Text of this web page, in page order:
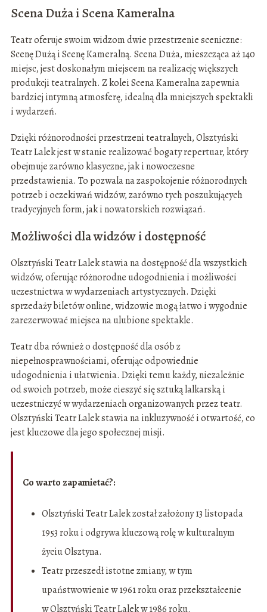
Scena Duża i Scena Kameralna
Teatr oferuje swoim widzom dwie przestrzenie sceniczne:
Scenę Dużą i Scenę Kameralną. Scena Duża, mieszcząca aż 140
miejsc, jest doskonałym miejscem na realizację większych
produkcji teatralnych. Z kolei Scena Kameralna zapewnia
bardziej intymną atmosferę, idealną dla mniejszych spektakli
i wydarzeń.
Dzięki różnorodności przestrzeni teatralnych, Olsztyński
Teatr Lalek jest w stanie realizować bogaty repertuar, który
obejmuje zarówno klasyczne, jak i nowoczesne
przedstawienia. To pozwala na zaspokojenie różnorodnych
potrzeb i oczekiwań widzów, zarówno tych poszukujących
tradycyjnych form, jak i nowatorskich rozwiązań.
Możliwości dla widzów i dostępność
Olsztyński Teatr Lalek stawia na dostępność dla wszystkich
widzów, oferując różnorodne udogodnienia i możliwości
uczestnictwa w wydarzeniach artystycznych. Dzięki
sprzedaży biletów online, widzowie mogą łatwo i wygodnie
zarezerwować miejsca na ulubione spektakle.
Teatr dba również o dostępność dla osób z
niepełnosprawnościami, oferując odpowiednie
udogodnienia i ułatwienia. Dzięki temu każdy, niezależnie
od swoich potrzeb, może cieszyć się sztuką lalkarską i
uczestniczyć w wydarzeniach organizowanych przez teatr.
Olsztyński Teatr Lalek stawia na inkluzywność i otwartość, co
jest kluczowe dla jego społecznej misji.
Co warto zapamietać?:
Olsztyński Teatr Lalek został założony 13 listopada
1953 roku i odgrywa kluczową rolę w kulturalnym
życiu Olsztyna.
Teatr przeszedł istotne zmiany, w tym
upaństwowienie w 1961 roku oraz przekształcenie
w Olsztyński Teatr Lalek w 1986 roku.